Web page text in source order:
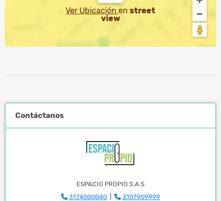
Ver Ubicación en street
view
Contáctanos
ESPACIO PROPIO S.A.S
3174000040|
3107909999